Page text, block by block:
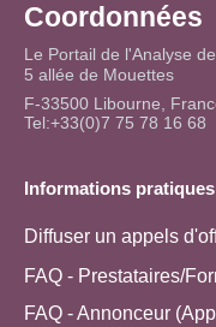
Coordonnées
Le Portail de l'Analyse
5 allée de Mouettes
F-33500 Libourne,
Tel:+33(0)7 75 78 16 68
Informations pratiques
Diffuser un appels
FAQ - Prestataires/
FAQ - Annonceur